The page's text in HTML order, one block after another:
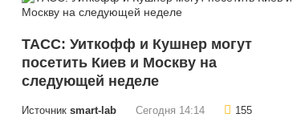
ТАСС: Уиткофф и Кушнер могут
посетить Киев и Москву на
следующей неделе
Источник smart-lab Сегодня 14:14 155